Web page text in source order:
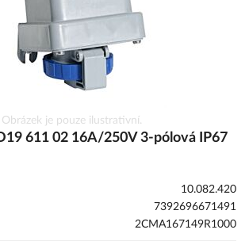
Obrázek je pouze ilustrativní.
611 02 16A/250V 3-pólová IP67
10.082.420
7392696671491
2CMA167149R1000